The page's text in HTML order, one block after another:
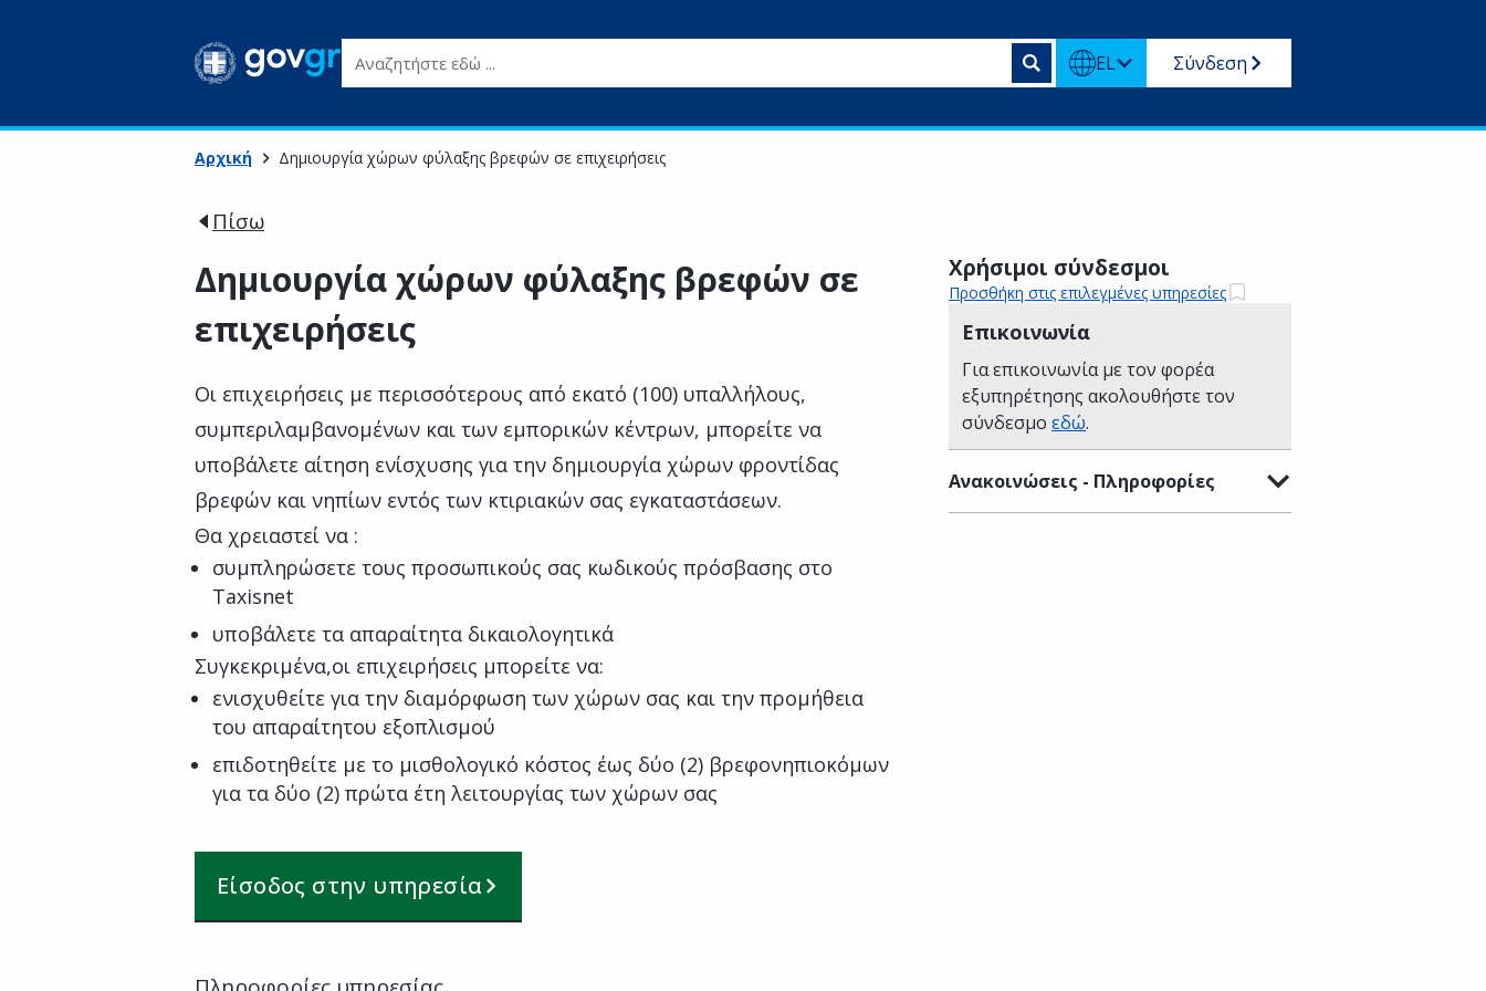
Αναζητήστε εδώ ... EL Σύνδεση
Αρχική Δημιουργία χώρων φύλαξης βρεφών σε επιχειρήσεις
Πίσω
Δημιουργία χώρων φύλαξης βρεφών σε
επιχειρήσεις
Οι επιχειρήσεις με περισσότερους από εκατό (100) υπαλλήλους,
συμπεριλαμβανομένων και των εμπορικών κέντρων, μπορείτε να
υποβάλετε αίτηση ενίσχυσης για την δημιουργία χώρων φροντίδας
βρεφών και νηπίων εντός των κτιριακών σας εγκαταστάσεων.
Θα χρειαστεί να :
συμπληρώσετε τους προσωπικούς σας κωδικούς πρόσβασης στο
Taxisnet
υποβάλετε τα απαραίτητα δικαιολογητικά
Συγκεκριμένα,οι επιχειρήσεις μπορείτε να:
ενισχυθείτε για την διαμόρφωση των χώρων σας και την προμήθεια
του απαραίτητου εξοπλισμού
επιδοτηθείτε με το μισθολογικό κόστος έως δύο (2) βρεφονηπιοκόμων
για τα δύο (2) πρώτα έτη λειτουργίας των χώρων σας
Είσοδος στην υπηρεσία
Χρήσιμοι σύνδεσμοι
Προσθήκη στις επιλεγμένες υπηρεσίες
Επικοινωνία
Για επικοινωνία με τον φορέα
εξυπηρέτησης ακολουθήστε τον
σύνδεσμο εδώ.
Ανακοινώσεις - Πληροφορίες